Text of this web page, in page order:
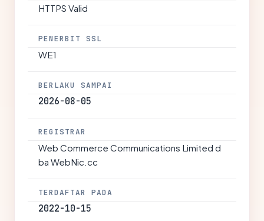
HTTPS Valid
PENERBIT SSL
WE1
BERLAKU SAMPAI
2026-08-05
REGISTRAR
Web Commerce Communications Limited d
ba WebNic.cc
TERDAFTAR PADA
2022-10-15